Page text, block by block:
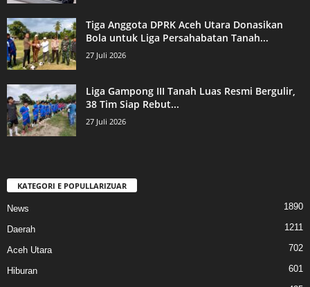
Tiga Anggota DPRK Aceh Utara Donasikan
Bola untuk Liga Persahabatan Tanah...
27 Juli 2026
Liga Gampong III Tanah Luas Resmi Bergulir,
38 Tim Siap Rebut...
27 Juli 2026
KATEGORI E POPULLARIZUAR
News 1890
Daerah 1211
Aceh Utara 702
Hiburan 601